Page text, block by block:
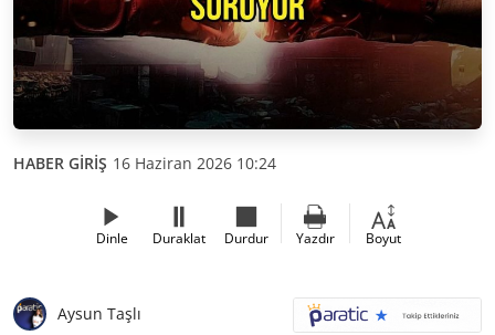
HABER GİRİŞ 16 Haziran 2026 10:24
Dinle Duraklat Durdur Yazdır Boyut
Aysun Taşlı